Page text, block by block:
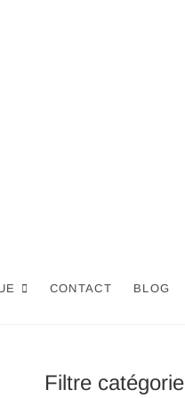
CONTACT BLOG
Filtre catégorie